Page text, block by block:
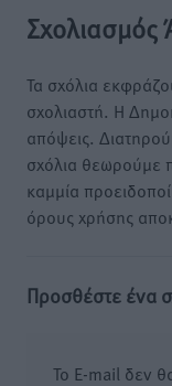
Σχολιασμός
Τα σχόλια
σχολιαστή. Η
απόψεις.
σχόλια θεωρούμε
καμμία
όρους χρήσης
Προσθέστε ένα
Το E-mail δεν